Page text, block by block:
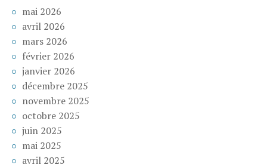
mai 2026
avril 2026
mars 2026
février 2026
janvier 2026
décembre 2025
novembre 2025
octobre 2025
juin 2025
mai 2025
avril 2025